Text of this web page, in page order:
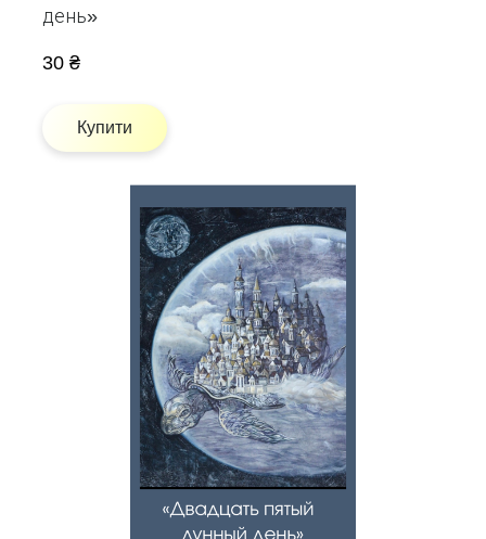
день»
30 ₴
Купити